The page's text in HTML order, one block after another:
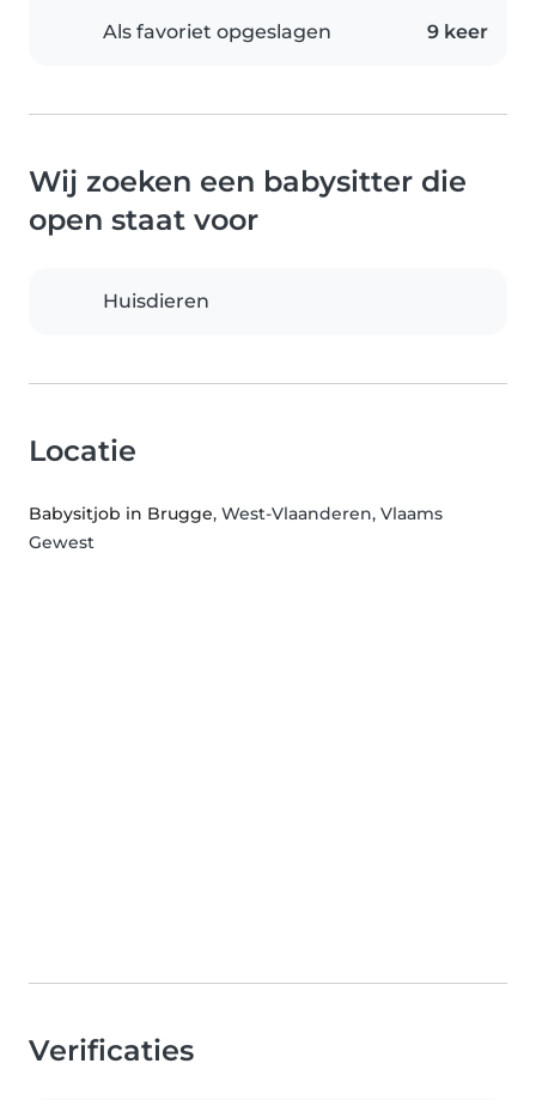
Als favoriet opgeslagen 9 keer
Wij zoeken een babysitter die
open staat voor
Huisdieren
Locatie
Babysitjob in Brugge, West-Vlaanderen, Vlaams
Gewest
Verificaties